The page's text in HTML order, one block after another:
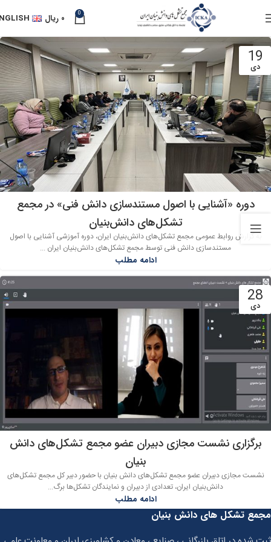
0 ۰ ریال
19
دی
دوره «آشنایی با اصول مستندسازی دانش فنی» در مجمع
تشکل‌های دانش‌بنیان
به گزارش روابط عمومی مجمع تشکل‌های دانش‌بنیان ایران، دوره آموزشی آشنایی با اصول
مستندسازی دانش فنی توسط مجمع تشکل‌های دانش‌بنیان ایران ...
ادامه مطلب
28
دی
برگزاری نشست مجازی دبیران عضو مجمع تشکل‌های دانش
بنیان
نشست مجازی دبیران عضو مجمع تشکل‌های دانش بنیان با حضور دبیر کل مجمع تشکل‌های
دانش‌بنیان ایران، تعدادی از دبیران و نمایندگان تشکل‌ها برگ...
ادامه مطلب
مجمع تشکل های دانش بنیان